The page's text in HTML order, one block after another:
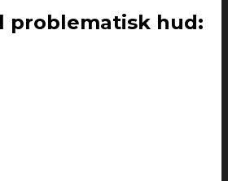
problematisk hud: